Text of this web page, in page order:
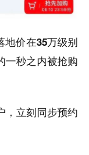
地价在35万级别
一秒之内被抢购
，立刻同步预约